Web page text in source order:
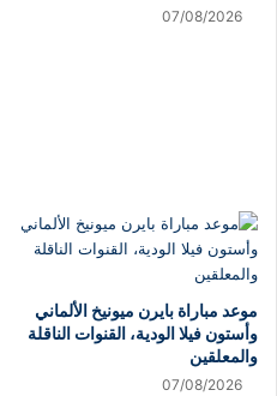
07/08/2026
موعد مباراة بايرن ميونيخ الألماني
وأستون فيلا الودية، القنوات الناقلة
والمعلقين
07/08/2026